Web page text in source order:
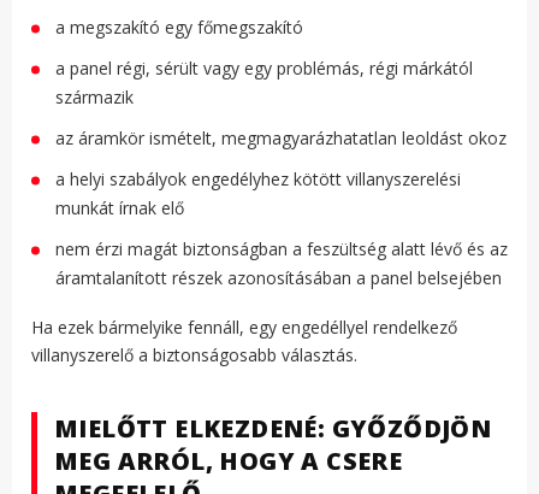
a megszakító egy főmegszakító
a panel régi, sérült vagy egy problémás, régi márkától
származik
az áramkör ismételt, megmagyarázhatatlan leoldást okoz
a helyi szabályok engedélyhez kötött villanyszerelési
munkát írnak elő
nem érzi magát biztonságban a feszültség alatt lévő és az
áramtalanított részek azonosításában a panel belsejében
Ha ezek bármelyike ​​fennáll, egy engedéllyel rendelkező
villanyszerelő a biztonságosabb választás.
MIELŐTT ELKEZDENÉ: GYŐZŐDJÖN
MEG ARRÓL, HOGY A CSERE